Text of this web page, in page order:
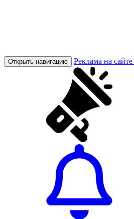
Открыть навигацию Реклама на сайте